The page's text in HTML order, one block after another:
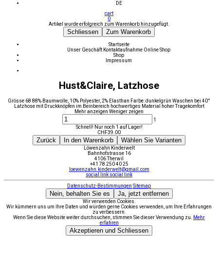
DE
cart
0
Artikel wurde erfolgreich zum Warenkorb hinzugefügt.
Schliessen Zum Warenkorb
Startseite
Unser Geschäft Kontaktaufnahme Online Shop
Shop
Impressum
Hust&Claire, Latzhose
Grösse 68 88% Baumwolle, 10% Polyester, 2% Elasthan Farbe: dunkelgrün Waschen bei 40°
Latzhose mit Druckknöpfen im Beinbereich hochwertiges Material hoher Tragekomfort
Mehr anzeigen Weniger zeigen
1
Schnell! Nur noch 1 auf Lager!
CHF39.00
Zurück In den Warenkorb Wählen Sie Varianten
Löwenzahn Kinderwelt
Bahnhofstrasse 16
4106 Therwil
+41 78 250 40 25
loewenzahn.kinderwelt@gmail.com
social link social link
Datenschutz-Bestimmungen Sitemap
Nein, behalten Sie es Ja, jetzt entfernen
Wir verwenden Cookies.
Wir kümmern uns um Ihre Daten und würden gerne Cookies verwenden, um Ihre Erfahrungen
zu verbessern.
Wenn Sie diese Website weiter durchsuchen, stimmen Sie dieser Verwendung zu.
Mehr
erfahren
Akzeptieren und Schliessen